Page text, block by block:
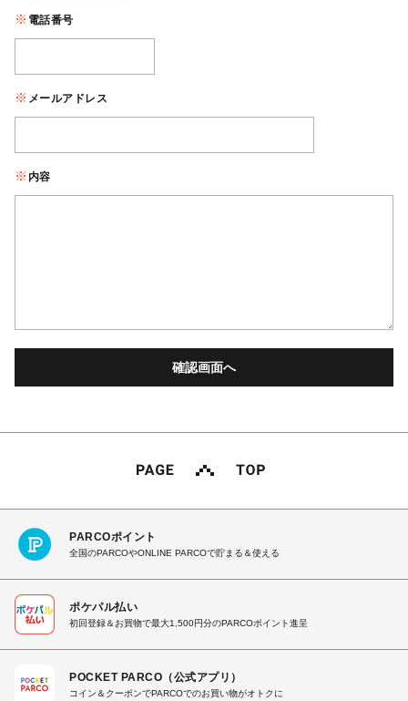
電話番号
メールアドレス
内容
PARCOポイント
全国のPARCOやONLINE PARCOで貯まる＆使える
ポケパル払い
初回登録＆お買物で最大1,500円分のPARCOポイント進呈
POCKET PARCO（公式アプリ）
コイン＆クーポンでPARCOでのお買い物がオトクに